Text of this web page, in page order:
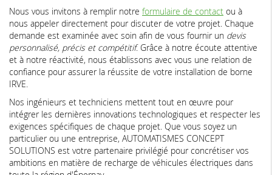
Nous vous invitons à remplir notre formulaire de contact ou à
nous appeler directement pour discuter de votre projet. Chaque
demande est examinée avec soin afin de vous fournir un devis
personnalisé, précis et compétitif. Grâce à notre écoute attentive
et à notre réactivité, nous établissons avec vous une relation de
confiance pour assurer la réussite de votre installation de borne
IRVE.
Nos ingénieurs et techniciens mettent tout en œuvre pour
intégrer les dernières innovations technologiques et respecter les
exigences spécifiques de chaque projet. Que vous soyez un
particulier ou une entreprise, AUTOMATISMES CONCEPT
SOLUTIONS est votre partenaire privilégié pour concrétiser vos
ambitions en matière de recharge de véhicules électriques dans